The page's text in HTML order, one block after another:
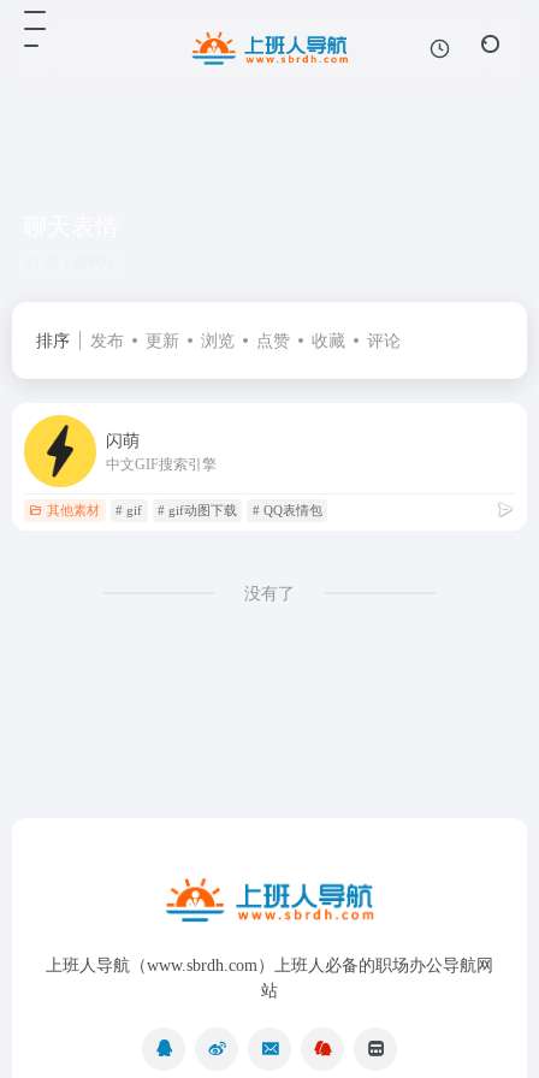
排序 发布 更新 浏览 点赞 收藏 评论
闪萌
中文GIF搜索引擎
其他素材 # gif # gif动图下载 # QQ表情包
没有了
上班人导航（www.sbrdh.com）上班人必备的职场办公导航网
站